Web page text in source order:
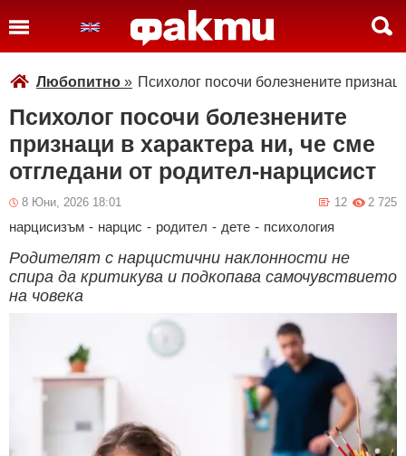
Любопитно » Психолог посочи болезнените
Психолог посочи болезнените
признаци в характера ни, че сме
отгледани от родител-нарцисист
8 Юни, 2026 18:01 2 725
12
нарцисизъм - нарцис - родител - дете - психология
Родителят с нарцистични наклонности не
спира да критикува и подкопава самочувствието
на човека